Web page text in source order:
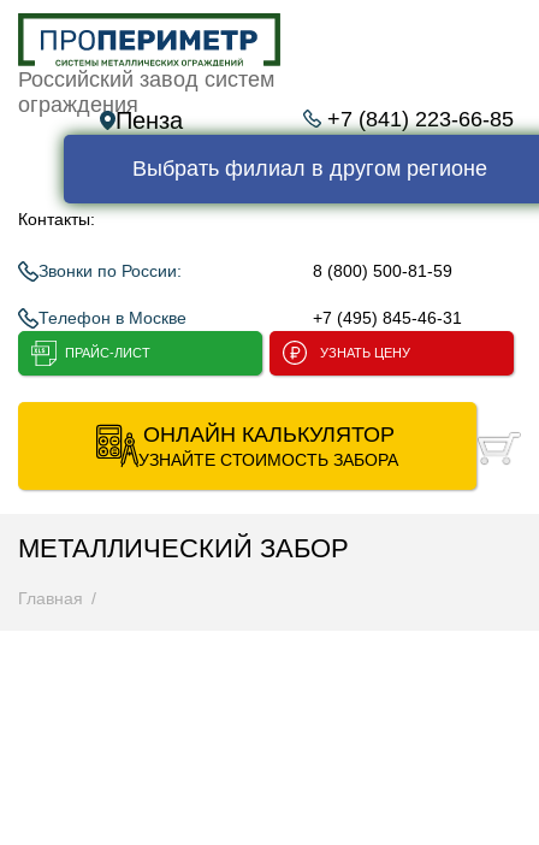
Российский завод систем
ограждения
Пенза +7 (841) 223-66-85
Выбрать филиал в другом регионе
Контакты:
Звонки по России: 8 (800) 500-81-59
Телефон в Москве +7 (495) 845-46-31
ПРАЙС-ЛИСТ УЗНАТЬ ЦЕНУ
ОНЛАЙН КАЛЬКУЛЯТОР
УЗНАЙТЕ СТОИМОСТЬ ЗАБОРА
МЕТАЛЛИЧЕСКИЙ ЗАБОР
Главная